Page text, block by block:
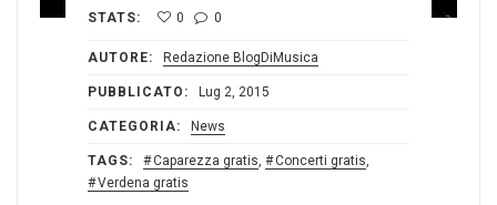
STATS: 0 0
AUTORE: Redazione BlogDiMusica
PUBBLICATO: Lug 2, 2015
CATEGORIA: News
TAGS: Caparezza gratis, Concerti gratis,
Verdena gratis